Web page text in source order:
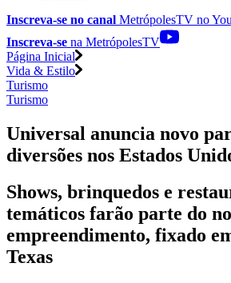
Inscreva-se no canal MetrópolesTV no
Inscreva-se na MetrópolesTV
Página Inicial
Vida & Estilo
Turismo
Turismo
Universal anuncia novo
diversões nos Estados
Shows, brinquedos e
temáticos farão parte do
empreendimento, fixado
Texas